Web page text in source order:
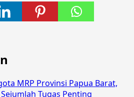
MRP Provinsi Papua Barat,
Tugas Penting